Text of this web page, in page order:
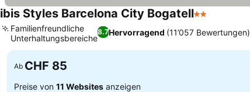
ibis Styles Barcelona City Bogatell2 Sterne
8.7Hervorragend (11’057 Bewertungen)
Familienfreundliche
Unterhaltungsbereiche
Ab CHF 85
Preise von 11 Websites anzeigen